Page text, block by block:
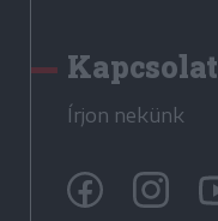
Kapcsolat
Írjon nekünk